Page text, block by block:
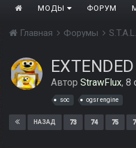
МОДЫ ФОРУМ
Главная Форумы
Автор StrawFlux, 8
soc ogsr engine
НАЗАД 73 74 75